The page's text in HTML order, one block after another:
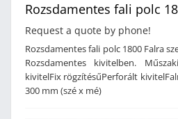
Rozsdamentes fali polc
Request a quote by phone!
Rozsdamentes fali polc 1800 Falra
Rozsdamentes kivitelben.
kivitelFix rögzítésűPerforált
300 mm (szé x mé)